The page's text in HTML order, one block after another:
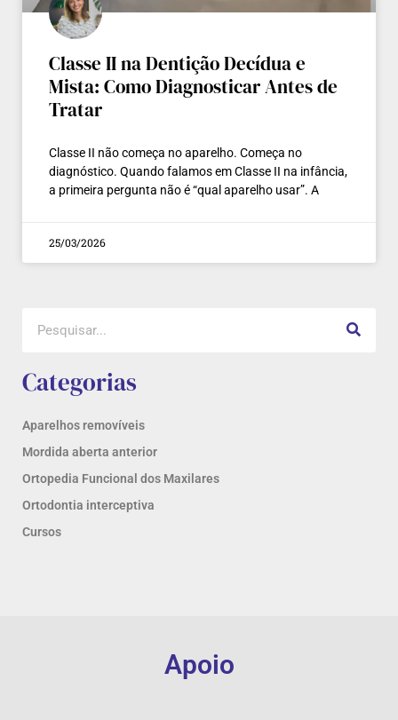
Classe II na Dentição Decídua e
Mista: Como Diagnosticar Antes de
Tratar
Classe II não começa no aparelho. Começa no
diagnóstico. Quando falamos em Classe II na infância,
a primeira pergunta não é “qual aparelho usar”. A
25/03/2026
Categorias
Aparelhos removíveis
Mordida aberta anterior
Ortopedia Funcional dos Maxilares
Ortodontia interceptiva
Cursos
Apoio